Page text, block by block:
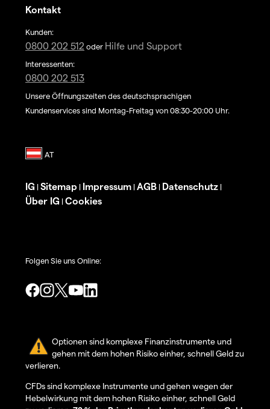
Kontakt
Kunden:
0800 202 512 oder Hilfe und Support
Interessenten:
0800 202 513
Unsere Öffnungszeiten des deutschsprachigen
Kundenservices sind Montag-Freitag von 08:30-20:00 Uhr.
IG | Sitemap | Impressum | AGB | Datenschutz |
Über IG | Cookies
Folgen Sie uns Online:
Optionen sind komplexe Finanzinstrumente und
gehen mit dem hohen Risiko einher, schnell Geld zu
verlieren.
CFDs sind komplexe Instrumente und gehen wegen der
Hebelwirkung mit dem hohen Risiko einher, schnell Geld